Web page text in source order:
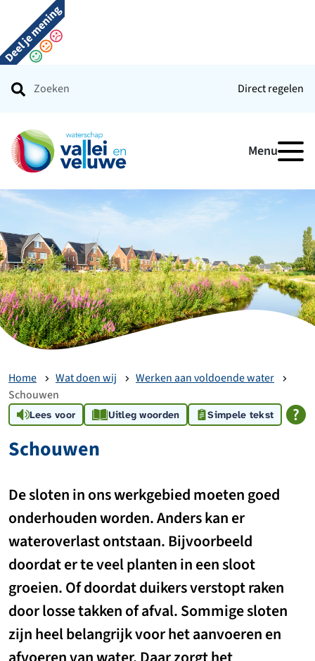
Direct regelen
Menu
Home Wat doen wij
Werken aan voldoende water
Schouwen
Lees voor Uitleg woorden Simpele tekst
Schouwen
De sloten in ons werkgebied moeten goed
onderhouden worden. Anders kan er
wateroverlast ontstaan. Bijvoorbeeld
doordat er te veel planten in een sloot
groeien. Of doordat duikers verstopt raken
door losse takken of afval. Sommige sloten
zijn heel belangrijk voor het aanvoeren en